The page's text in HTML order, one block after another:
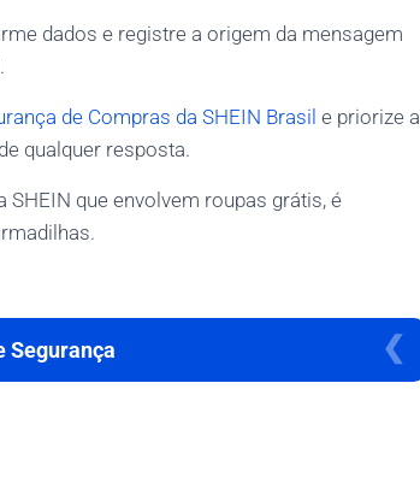
dados e registre a origem da mensagem
de Compras da SHEIN Brasil e priorize a
qualquer resposta.
que envolvem roupas grátis, é
Segurança